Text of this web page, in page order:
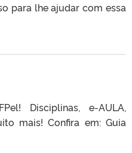
para lhe ajudar com essa
Disciplinas, e-AULA,
mais! Confira em: Guia